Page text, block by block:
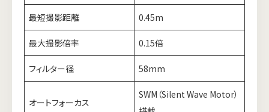
最短撮影距離 0.45m
最大撮影倍率 0.15倍
フィルター径 58mm
オートフォーカス
SWM（Silent Wave Motor）